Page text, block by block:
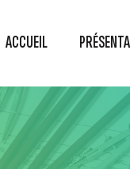
ACCUEIL